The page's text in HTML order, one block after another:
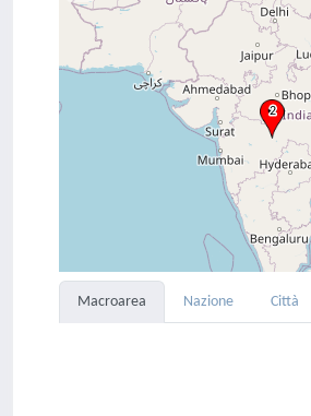
Macroarea Nazione Città